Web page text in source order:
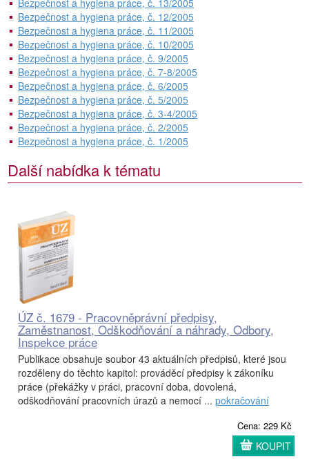
Bezpečnost a hygiena práce, č. 13/2005
Bezpečnost a hygiena práce, č. 12/2005
Bezpečnost a hygiena práce, č. 11/2005
Bezpečnost a hygiena práce, č. 10/2005
Bezpečnost a hygiena práce, č. 9/2005
Bezpečnost a hygiena práce, č. 7-8/2005
Bezpečnost a hygiena práce, č. 6/2005
Bezpečnost a hygiena práce, č. 5/2005
Bezpečnost a hygiena práce, č. 3-4/2005
Bezpečnost a hygiena práce, č. 2/2005
Bezpečnost a hygiena práce, č. 1/2005
Další nabídka k tématu
ÚZ č. 1679 - Pracovněprávní předpisy,
Zaměstnanost, Odškodňování a náhrady, Odbory,
Inspekce práce
Publikace obsahuje soubor 43 aktuálních předpisů, které jsou
rozděleny do těchto kapitol: prováděcí předpisy k zákoníku
práce (překážky v práci, pracovní doba, dovolená,
odškodňování pracovních úrazů a nemocí ... pokračování
Cena: 229 Kč
KOUPIT